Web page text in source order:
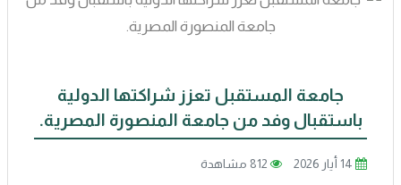
جامعة المستقبل تعزز شراكتها الدولية
باستقبال وفد من جامعة المنصورة المصرية.
14 أيار 2026 812 مشاهدة